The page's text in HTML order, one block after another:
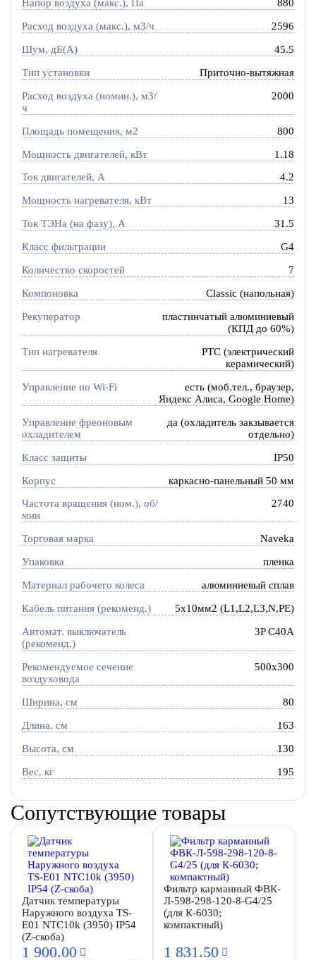
Напор воздуха (макс.), Па 880
Расход воздуха (макс.), м3/ч 2596
Шум, дБ(А) 45.5
Тип установки Приточно-вытяжная
Расход воздуха (номин.), м3/
ч
2000
Площадь помещения, м2 800
Мощность двигателей, кВт 1.18
Ток двигателей, А 4.2
Мощность нагревателя, кВт 13
Ток ТЭНа (на фазу), А 31.5
Класс фильтрации G4
Количество скоростей 7
Компоновка Classic (напольная)
Рекуператор
пластинчатый алюминиевый
(КПД до 60%)
Тип нагревателя
PTC (электрический
керамический)
Управление по Wi-Fi
есть (моб.тел., браузер,
Яндекс Алиса, Google Home)
Управление фреоновым
охладителем
да (охладитель закзывается
отдельно)
Класс защиты IP50
Корпус каркасно-панельный 50 мм
Частота вращения (ном.), об/
мин
2740
Торговая марка Naveka
Упаковка пленка
Материал рабочего колеса алюминиевый сплав
Кабель питания (рекоменд.) 5х10мм2 (L1,L2,L3,N,PE)
Автомат. выключатель
(рекоменд.)
3P C40A
Рекомендуемое сечение
воздуховода
500x300
Ширина, см 80
Длина, см 163
Высота, см 130
Вес, кг 195
Сопутствующие товары
Датчик температуры
Наружного воздуха TS-
E01 NTC10k (3950) IP54
(Z-скоба)
1 900.00
Фильтр карманный ФВК-
Л-598-298-120-8-G4/25
(для К-6030;
компактный)
1 831.50